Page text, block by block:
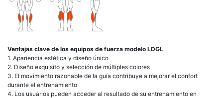
Ventajas clave de los equipos de fuerza modelo LDGL
1. Apariencia estética y diseño único
2. Diseño exquisito y selección de múltiples colores
3. El movimiento razonable de la guía contribuye a mejorar el confort
durante el entrenamiento
4. Los usuarios pueden acceder al resultado de su entrenamiento en